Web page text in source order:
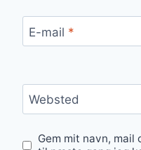
E-mail *
Websted
Gem mit navn,